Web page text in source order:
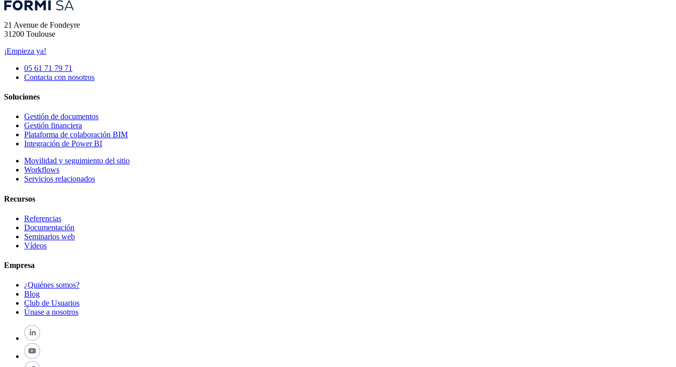
21 Avenue de Fondeyre
31200 Toulouse
¡Empieza ya!
05 61 71 79 71
Contacta con nosotros
Soluciones
Gestión de documentos
Gestión financiera
Plataforma de colaboración BIM
Integración de Power BI
Movilidad y seguimiento del sitio
Workflows
Servicios relacionados
Recursos
Referencias
Documentación
Seminarios web
Vídeos
Empresa
¿Quiénes somos?
Blog
Club de Usuarios
Únase a nosotros